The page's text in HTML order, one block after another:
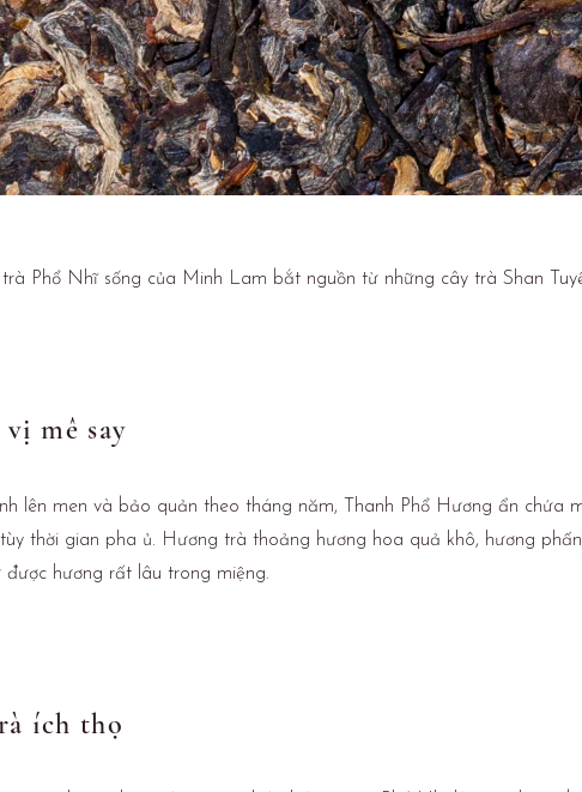
Phổ Nhĩ sống của Minh Lam bắt nguồn từ những cây trà Shan
mê say
lên men và bảo quản theo tháng năm, Thanh Phổ Hương ẩn
thời gian pha ủ. Hương trà thoảng hương hoa quả khô, hương
được hương rất lâu trong miệng.
ích thọ